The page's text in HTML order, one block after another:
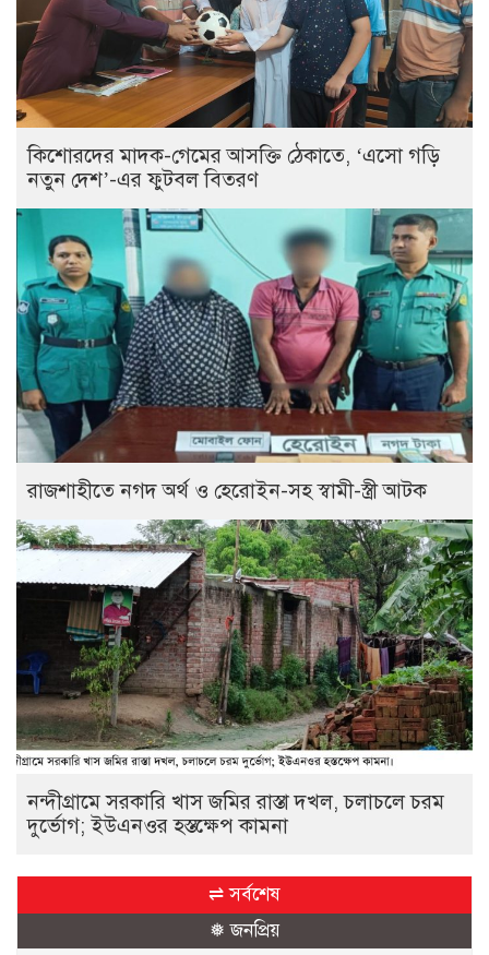
কিশোরদের মাদক-গেমের আসক্তি ঠেকাতে, ‘এসো গড়ি
নতুন দেশ’-এর ফুটবল বিতরণ
রাজশাহীতে নগদ অর্থ ও হেরোইন-সহ স্বামী-স্ত্রী আটক
নন্দীগ্রামে সরকারি খাস জমির রাস্তা দখল, চলাচলে চরম
দুর্ভোগ; ইউএনওর হস্তক্ষেপ কামনা
⇌ সর্বশেষ
❅ জনপ্রিয়